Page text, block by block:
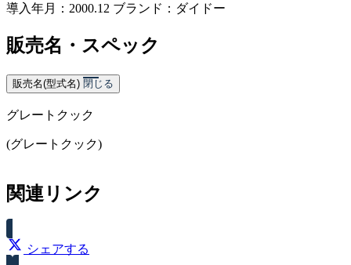
導入年月：2000.12 ブランド：ダイドー
販売名・スペック
販売名(型式名) 閉じる
グレートクック
(グレートクック)
関連リンク
シェアする